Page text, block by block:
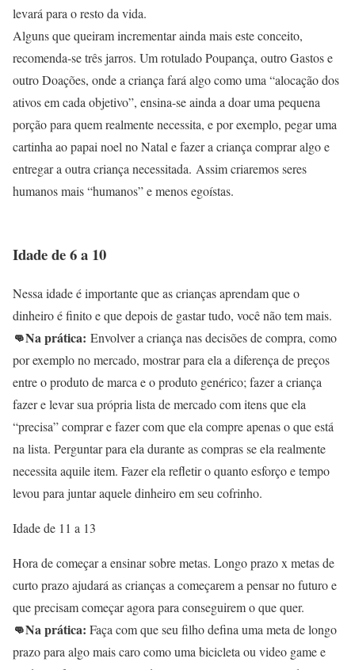
levará para o resto da vida.
Alguns que queiram incrementar ainda mais este conceito,
recomenda-se três jarros. Um rotulado Poupança, outro Gastos e
outro Doações, onde a criança fará algo como uma “alocação dos
ativos em cada objetivo”, ensina-se ainda a doar uma pequena
porção para quem realmente necessita, e por exemplo, pegar uma
cartinha ao papai noel no Natal e fazer a criança comprar algo e
entregar a outra criança necessitada. Assim criaremos seres
humanos mais “humanos” e menos egoístas.
Idade de 6 a 10
Nessa idade é importante que as crianças aprendam que o
dinheiro é finito e que depois de gastar tudo, você não tem mais.
👊Na prática: Envolver a criança nas decisões de compra, como
por exemplo no mercado, mostrar para ela a diferença de preços
entre o produto de marca e o produto genérico; fazer a criança
fazer e levar sua própria lista de mercado com itens que ela
“precisa” comprar e fazer com que ela compre apenas o que está
na lista. Perguntar para ela durante as compras se ela realmente
necessita aquile item. Fazer ela refletir o quanto esforço e tempo
levou para juntar aquele dinheiro em seu cofrinho.
Idade de 11 a 13
Hora de começar a ensinar sobre metas. Longo prazo x metas de
curto prazo ajudará as crianças a começarem a pensar no futuro e
que precisam começar agora para conseguirem o que quer.
👊Na prática: Faça com que seu filho defina uma meta de longo
prazo para algo mais caro como uma bicicleta ou video game e